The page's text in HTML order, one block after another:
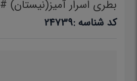
بطری اسرار آمیز(نیستان) #
کد شناسه :24739